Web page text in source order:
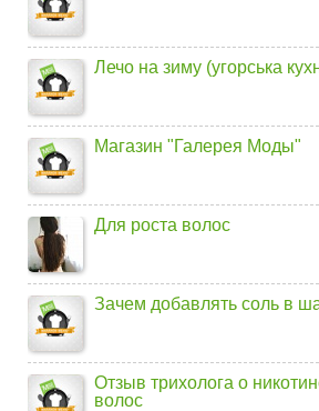
Лечо на зиму (угорська
Магазин "Галерея Моды"
Для роста волос
Зачем добавлять соль в
Отзыв трихолога о
волос